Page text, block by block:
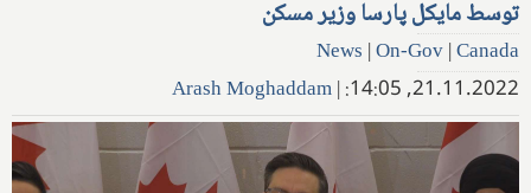
توسط مایکل پارسا وزیر مسکن
News |On-Gov|Canada
21.11.2022, 14:05:
|
Arash Moghaddam